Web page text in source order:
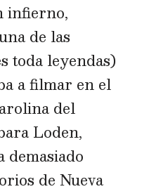
infierno,
de las
toda leyendas)
a filmar en el
del
Loden,
demasiado
de Nueva